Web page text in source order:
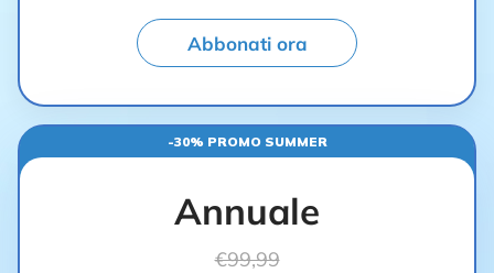
Abbonati ora
-30% PROMO SUMMER
Annuale
€99,99